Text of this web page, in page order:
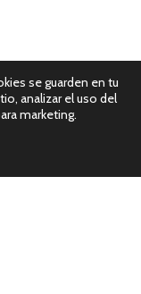
se guarden en tu
analizar el uso del
marketing.